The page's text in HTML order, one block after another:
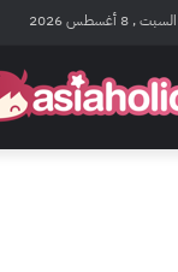
السبت , 8 أغسطس 2026